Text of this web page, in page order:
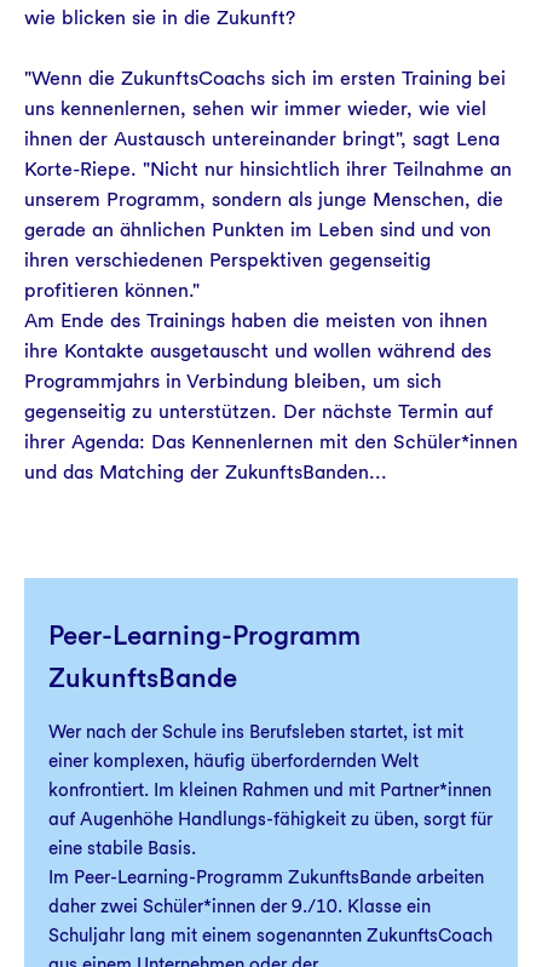
wie blicken sie in die Zukunft?
"Wenn die ZukunftsCoachs sich im ersten Training bei
uns kennenlernen, sehen wir immer wieder, wie viel
ihnen der Austausch untereinander bringt", sagt Lena
Korte-Riepe. "Nicht nur hinsichtlich ihrer Teilnahme an
unserem Programm, sondern als junge Menschen, die
gerade an ähnlichen Punkten im Leben sind und von
ihren verschiedenen Perspektiven gegenseitig
profitieren können."
Am Ende des Trainings haben die meisten von ihnen
ihre Kontakte ausgetauscht und wollen während des
Programmjahrs in Verbindung bleiben, um sich
gegenseitig zu unterstützen. Der nächste Termin auf
ihrer Agenda: Das Kennenlernen mit den Schüler*innen
und das Matching der ZukunftsBanden...
Peer-Learning-Programm
ZukunftsBande
Wer nach der Schule ins Berufsleben startet, ist mit
einer komplexen, häufig überfordernden Welt
konfrontiert. Im kleinen Rahmen und mit Partner*innen
auf Augenhöhe Handlungs-fähigkeit zu üben, sorgt für
eine stabile Basis.
Im Peer-Learning-Programm ZukunftsBande arbeiten
daher zwei Schüler*innen der 9./10. Klasse ein
Schuljahr lang mit einem sogenannten ZukunftsCoach